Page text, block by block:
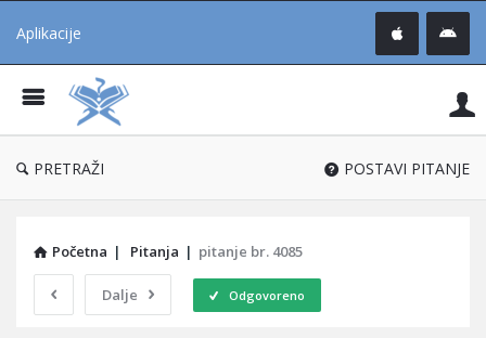
Aplikacije
®
PRETRAŽI POSTAVI PITANJE
Početna | Pitanja | pitanje br. 4085
Dalje Odgovoreno